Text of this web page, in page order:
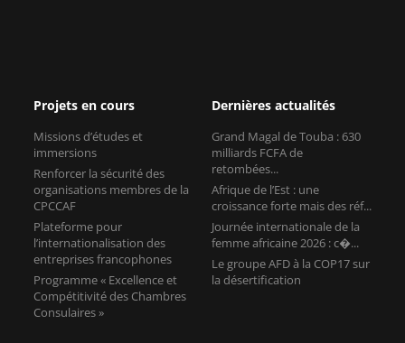
Projets en cours
Missions d’études et
immersions
Renforcer la sécurité des
organisations membres de la
CPCCAF
Plateforme pour
l’internationalisation des
entreprises francophones
Programme « Excellence et
Compétitivité des Chambres
Consulaires »
Dernières actualités
Grand Magal de Touba : 630
milliards FCFA de
retombées...
Afrique de l’Est : une
croissance forte mais des réf...
Journée internationale de la
femme africaine 2026 : c�...
Le groupe AFD à la COP17 sur
la désertification